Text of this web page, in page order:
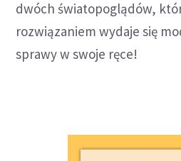
dwóch światopoglądów,
rozwiązaniem wydaje się
sprawy w swoje ręce!